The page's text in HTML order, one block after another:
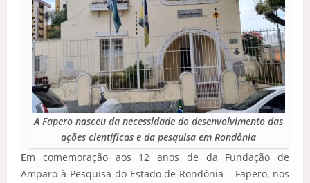
A Fapero nasceu da necessidade do desenvolvimento das
ações científicas e da pesquisa em Rondônia
Em comemoração aos 12 anos de da Fundação de
Amparo à Pesquisa do Estado de Rondônia – Fapero, nos